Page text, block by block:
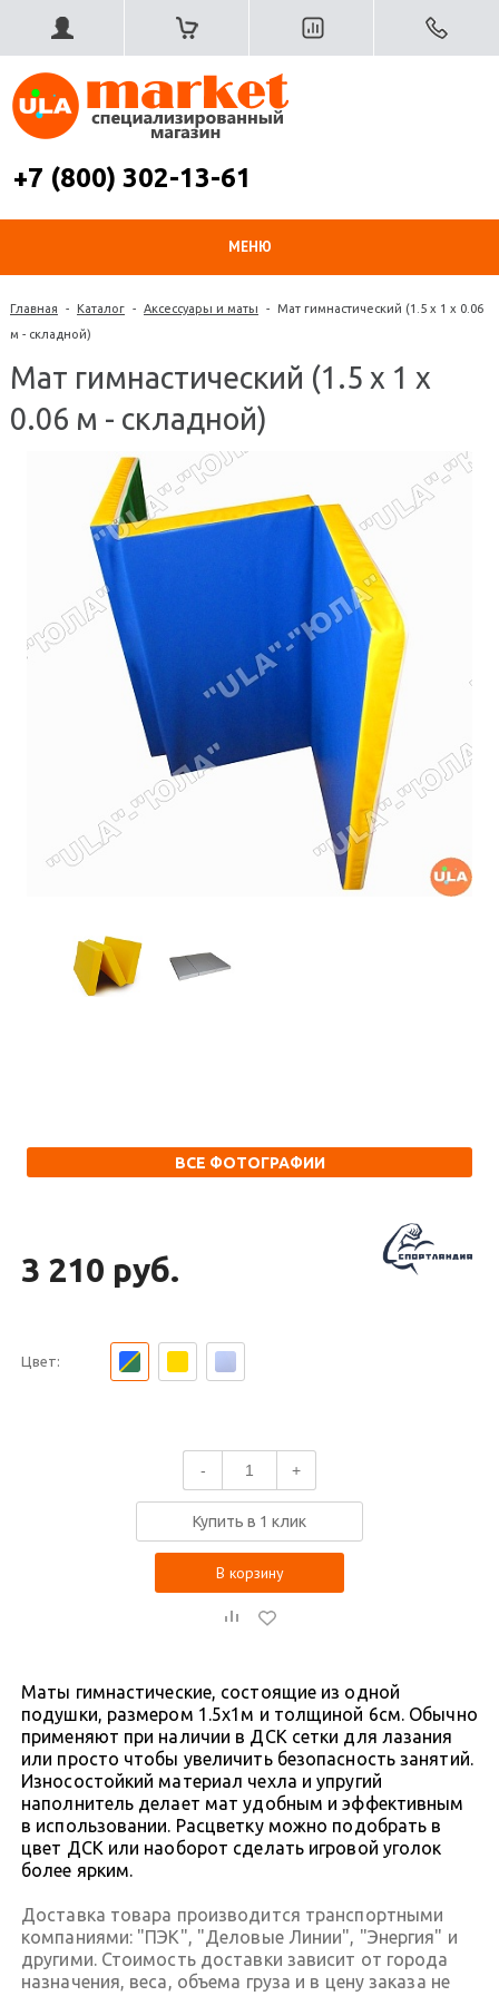
+7 (800) 302-13-61
МЕНЮ
Главная - Каталог - Аксессуары и маты - Мат гимнастический (1.5 x 1 x 0.06
м - складной)
Мат гимнастический (1.5 x 1 x
0.06 м - складной)
ВСЕ ФОТОГРАФИИ
3 210 руб.
Цвет:
- +
Купить в 1 клик
В корзину
Маты гимнастические, состоящие из одной
подушки, размером 1.5x1м и толщиной 6см. Обычно
применяют при наличии в ДСК сетки для лазания
или просто чтобы увеличить безопасность занятий.
Износостойкий материал чехла и упругий
наполнитель делает мат удобным и эффективным
в использовании. Расцветку можно подобрать в
цвет ДСК или наоборот сделать игровой уголок
более ярким.
Доставка товара производится транспортными
компаниями: "ПЭК", "Деловые Линии", "Энергия" и
другими. Стоимость доставки зависит от города
назначения, веса, объема груза и в цену заказа не